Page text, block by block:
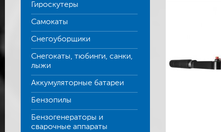
Гироскутеры
Самокаты
Снегоуборщики
Снегокаты, тюбинги, санки,
лыжи
Аккумуляторные батареи
Бензопилы
Бензогенераторы и
сварочные аппараты